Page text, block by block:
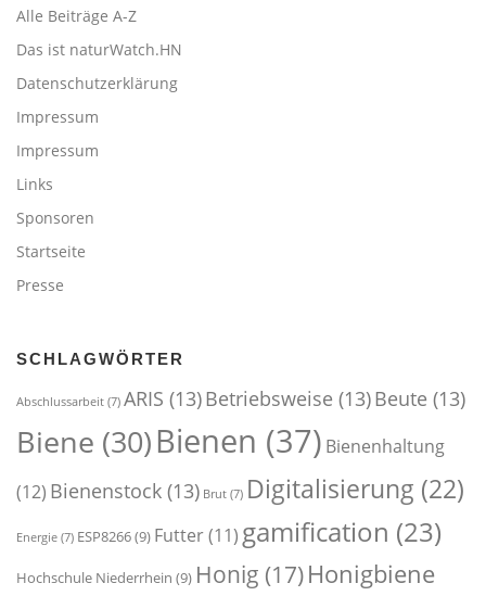
Alle Beiträge A-Z
Das ist naturWatch.HN
Datenschutzerklärung
Impressum
Impressum
Links
Sponsoren
Startseite
Presse
SCHLAGWÖRTER
Abschlussarbeit (7) ARIS (13)Betriebsweise (13)Beute (13)
Biene (30)Bienen (37) Bienenhaltung
(12) Bienenstock (13) Brut (7) Digitalisierung (22)
Energie (7) ESP8266(9) Futter(11) gamification (23)
Hochschule Niederrhein (9) Honig (17)Honigbiene